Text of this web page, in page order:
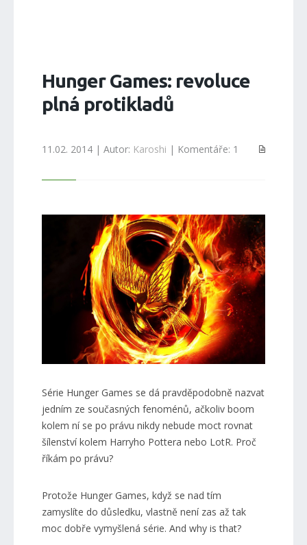
Hunger Games: revoluce
plná protikladů
11.02. 2014 | Autor: Karoshi | Komentáře: 1
Série Hunger Games se dá pravděpodobně nazvat
jedním ze současných fenoménů, ačkoliv boom
kolem ní se po právu nikdy nebude moct rovnat
šílenství kolem Harryho Pottera nebo LotR. Proč
říkám po právu?
Protože Hunger Games, když se nad tím
zamyslíte do důsledku, vlastně není zas až tak
moc dobře vymyšlená série. And why is that?